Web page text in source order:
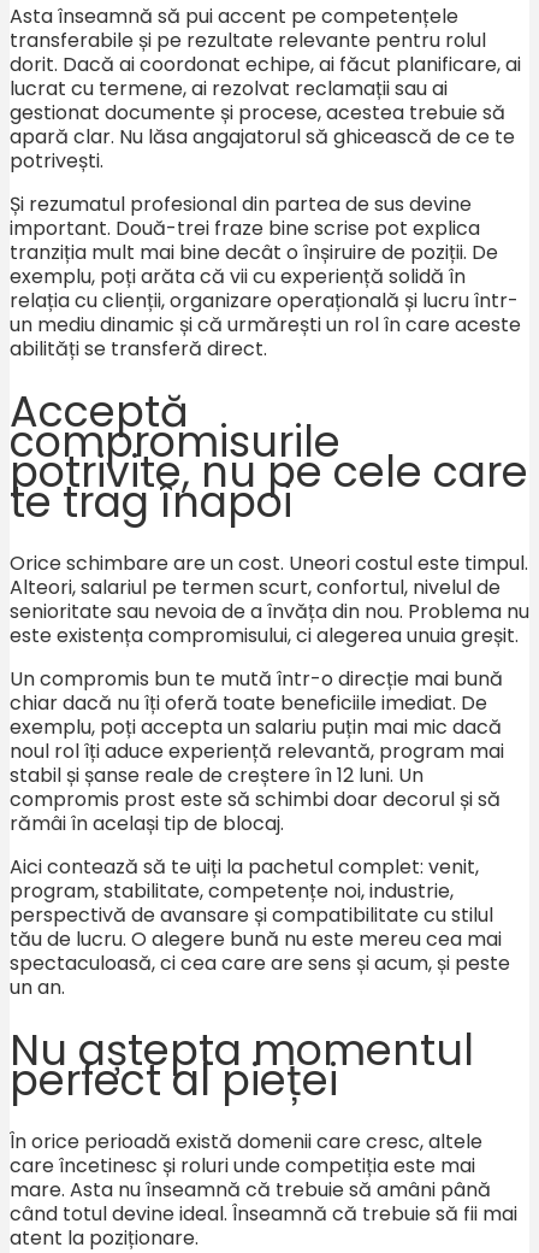
Asta înseamnă să pui accent pe competențele
transferabile și pe rezultate relevante pentru rolul
dorit. Dacă ai coordonat echipe, ai făcut planificare, ai
lucrat cu termene, ai rezolvat reclamații sau ai
gestionat documente și procese, acestea trebuie să
apară clar. Nu lăsa angajatorul să ghicească de ce te
potrivești.
Și rezumatul profesional din partea de sus devine
important. Două-trei fraze bine scrise pot explica
tranziția mult mai bine decât o înșiruire de poziții. De
exemplu, poți arăta că vii cu experiență solidă în
relația cu clienții, organizare operațională și lucru într-
un mediu dinamic și că urmărești un rol în care aceste
abilități se transferă direct.
Acceptă
compromisurile
potrivite, nu pe cele care
te trag înapoi
Orice schimbare are un cost. Uneori costul este timpul.
Alteori, salariul pe termen scurt, confortul, nivelul de
senioritate sau nevoia de a învăța din nou. Problema nu
este existența compromisului, ci alegerea unuia greșit.
Un compromis bun te mută într-o direcție mai bună
chiar dacă nu îți oferă toate beneficiile imediat. De
exemplu, poți accepta un salariu puțin mai mic dacă
noul rol îți aduce experiență relevantă, program mai
stabil și șanse reale de creștere în 12 luni. Un
compromis prost este să schimbi doar decorul și să
rămâi în același tip de blocaj.
Aici contează să te uiți la pachetul complet: venit,
program, stabilitate, competențe noi, industrie,
perspectivă de avansare și compatibilitate cu stilul
tău de lucru. O alegere bună nu este mereu cea mai
spectaculoasă, ci cea care are sens și acum, și peste
un an.
Nu aștepta momentul
perfect al pieței
În orice perioadă există domenii care cresc, altele
care încetinesc și roluri unde competiția este mai
mare. Asta nu înseamnă că trebuie să amâni până
când totul devine ideal. Înseamnă că trebuie să fii mai
atent la poziționare.